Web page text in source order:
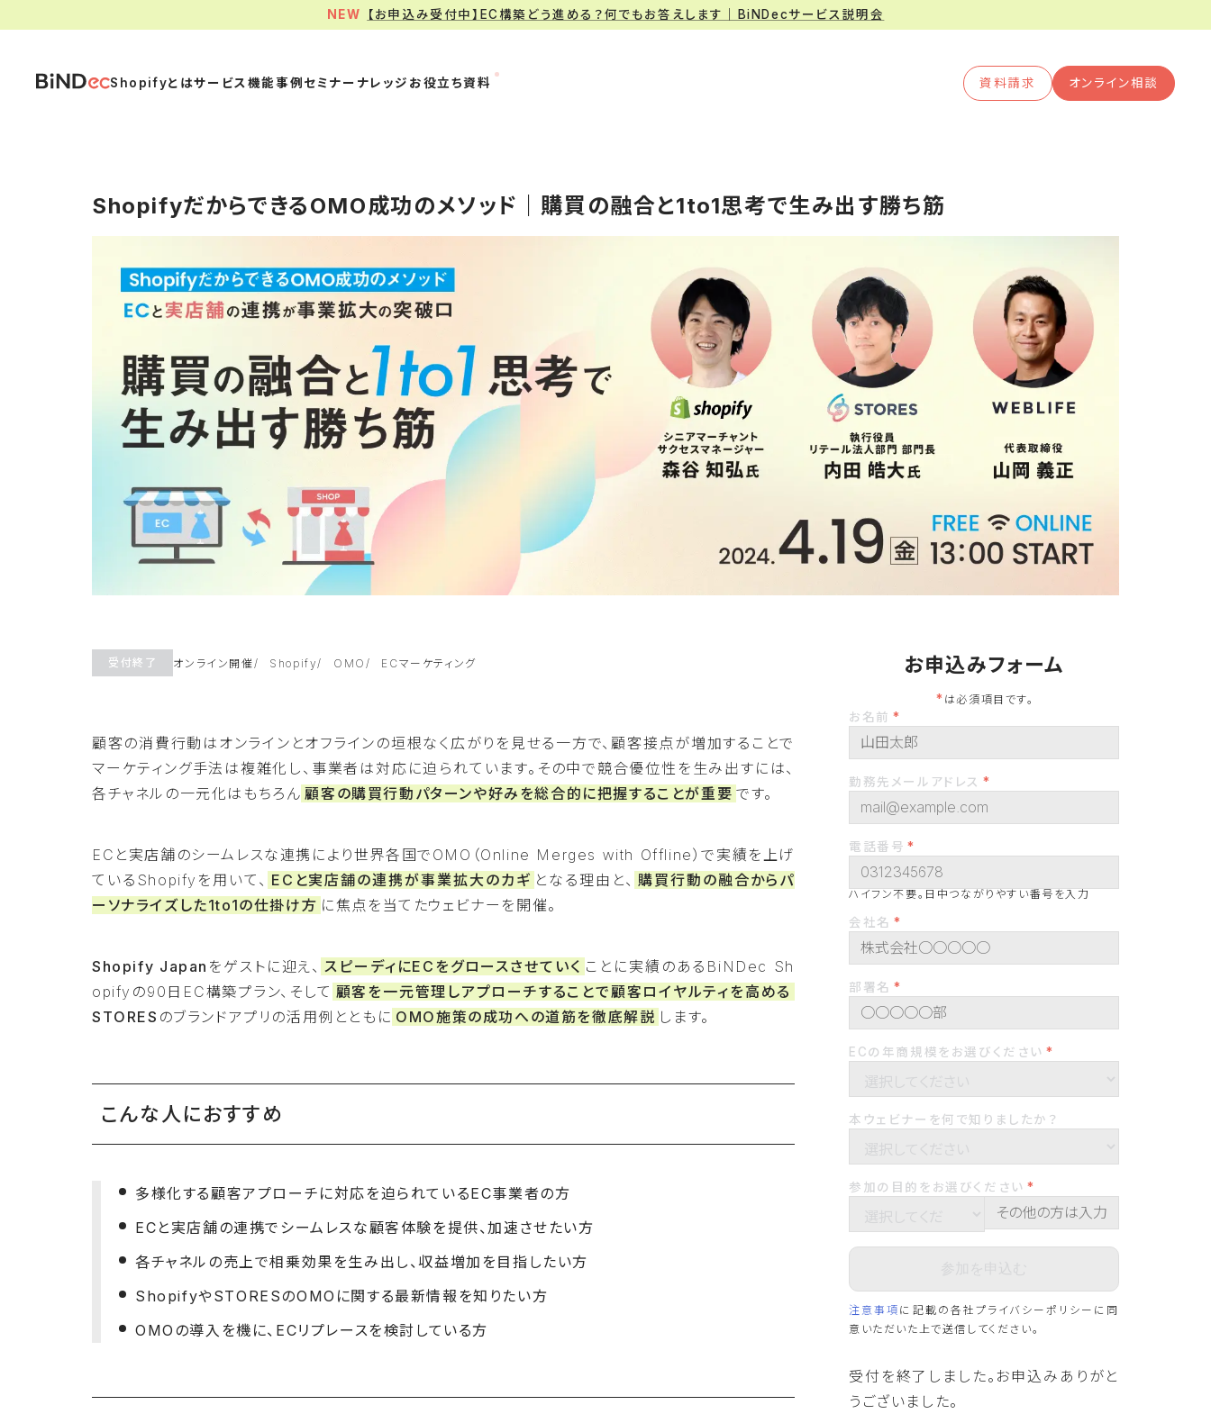
【お申込み受付中】EC構築どう進める？何でもお答えします｜BiNDecサービス説明会
Shopifyとはサービス 機能事例 セミナー ナレッジ お役立ち資料 資料請求 オンライン相談
ShopifyだからできるOMO成功のメソッド｜購買の融合と1to1思考で生み出す勝ち筋
受付終了 オンライン開催 Shopify OMO ECマーケティング
顧客の消費行動はオンラインとオフラインの垣根なく広がりを見せる一方で、顧客接点が増加することで
マーケティング手法は複雑化し、事業者は対応に迫られています。その中で競合優位性を生み出すには、
各チャネルの一元化はもちろん 顧客の購買行動パターンや好みを総合的に把握することが重要 です。
ECと実店舗のシームレスな連携により世界各国でOMO（Online Merges with Offline）で実績を上げ
ているShopifyを用いて、 ECと実店舗の連携が事業拡大のカギ となる理由と、 購買行動の融合からパ
ーソナライズした1to1の仕掛け方 に焦点を当てたウェビナーを開催。
Shopify Japan をゲストに迎え、 スピーディにECをグロースさせていく ことに実績のあるBiNDec Sh
opifyの90日EC構築プラン、そして 顧客を一元管理しアプローチすることで顧客ロイヤルティを高める
STORES のブランドアプリの活用例とともに OMO施策の成功への道筋を徹底解説 します。
こんな人におすすめ
多様化する顧客アプローチに対応を迫られているEC事業者の方
ECと実店舗の連携でシームレスな顧客体験を提供、加速させたい方
各チャネルの売上で相乗効果を生み出し、収益増加を目指したい方
ShopifyやSTORESのOMOに関する最新情報を知りたい方
OMOの導入を機に、ECリプレースを検討している方
お申込みフォーム
は必須項目です。
お名前
勤務先メールアドレス
電話番号
ハイフン不要。日中つながりやすい番号を入力
会社名
部署名
ECの年商規模をお選びください
本ウェビナーを何で知りましたか？
参加の目的をお選びください
注意事項 に記載の各社プライバシーポリシーに同
意いただいた上で送信してください。
受付を終了しました。お申込みありがと
うございました。